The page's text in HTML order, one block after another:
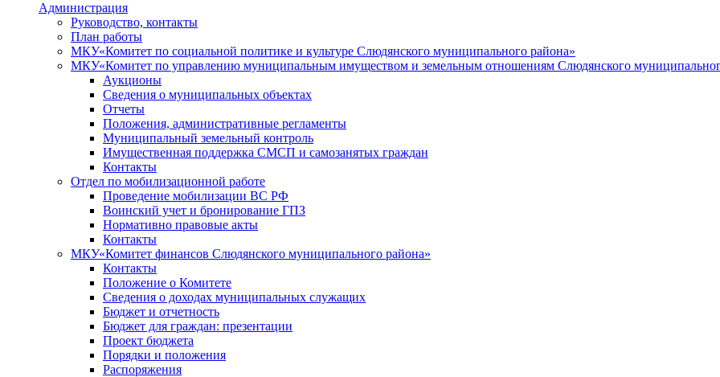
Администрация
Руководство, контакты
План работы
МКУ«Комитет по социальной политике и культуре Слюдянского муниципального района»
МКУ«Комитет по управлению муниципальным имуществом и земельным отношениям Слюдянского
Аукционы
Сведения о муниципальных объектах
Отчеты
Положения, административные регламенты
Муниципальный земельный контроль
Имущественная поддержка СМСП и самозанятых граждан
Контакты
Отдел по мобилизационной работе
Проведение мобилизации ВС РФ
Воинский учет и бронирование ГПЗ
Нормативно правовые акты
Контакты
МКУ«Комитет финансов Слюдянского муниципального района»
Контакты
Положение о Комитете
Сведения о доходах муниципальных служащих
Бюджет и отчетность
Бюджет для граждан: презентации
Проект бюджета
Порядки и положения
Распоряжения